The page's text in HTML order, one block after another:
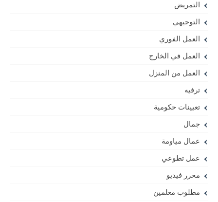
التمريض
التوجيهي
العمل الفوري
العمل في الخارج
العمل من المنزل
ترفيه
تعيينات حكومية
جمال
عمال مياومة
عمل تطوعي
محرر فيديو
مطلوب معلمين